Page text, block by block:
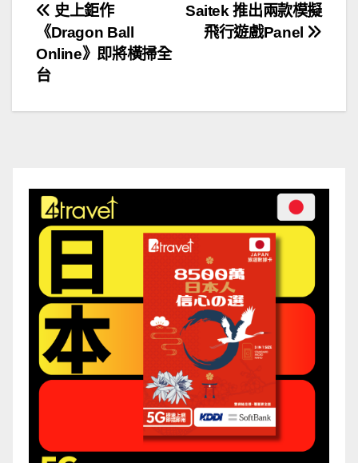
文
章
導
覽
Saitek 推出兩款模擬
飛行遊戲Panel
史上鉅作
《Dragon Ball
Online》即將橫掃全
台